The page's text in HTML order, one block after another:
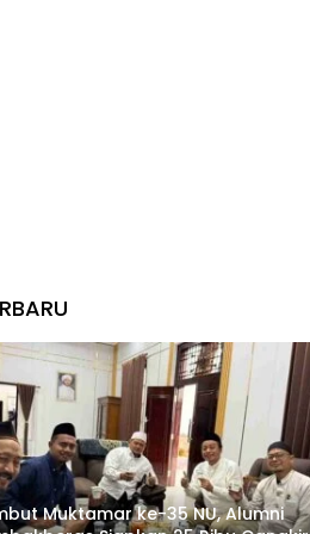
Muktamar ke-35 NU, Alumni